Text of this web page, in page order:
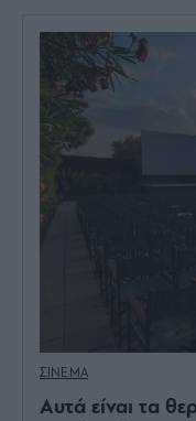
ΣΙΝΕΜΑ
Αυτά είναι τα